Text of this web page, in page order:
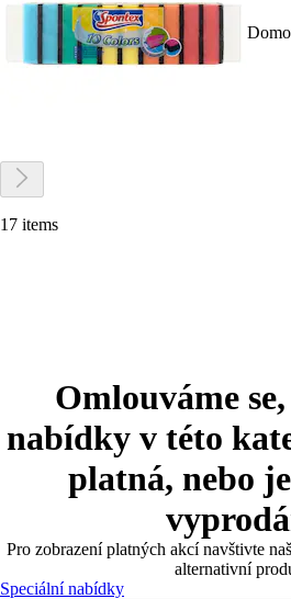
17 items
Omlouváme
nabídky v této
platná, nebo
Pro zobrazení platných akcí navštivte
alternativní
Speciální nabídky